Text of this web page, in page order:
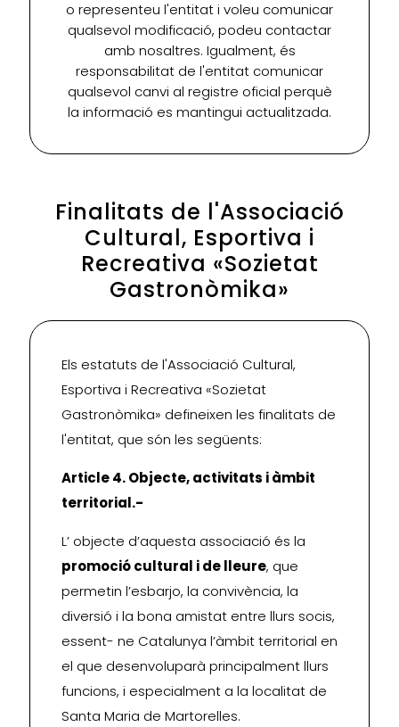
o representeu l'entitat i voleu comunicar
qualsevol modificació, podeu contactar
amb nosaltres. Igualment, és
responsabilitat de l'entitat comunicar
qualsevol canvi al registre oficial perquè
la informació es mantingui actualitzada.
Finalitats de l'Associació
Cultural, Esportiva i
Recreativa «Sozietat
Gastronòmika»
Els estatuts de l'Associació Cultural,
Esportiva i Recreativa «Sozietat
Gastronòmika» defineixen les finalitats de
l'entitat, que són les següents:
Article 4. Objecte, activitats i àmbit
territorial.-
L’ objecte d’aquesta associació és la
promoció cultural i de lleure, que
permetin l’esbarjo, la convivència, la
diversió i la bona amistat entre llurs socis,
essent- ne Catalunya l’àmbit territorial en
el que desenvoluparà principalment llurs
funcions, i especialment a la localitat de
Santa Maria de Martorelles.